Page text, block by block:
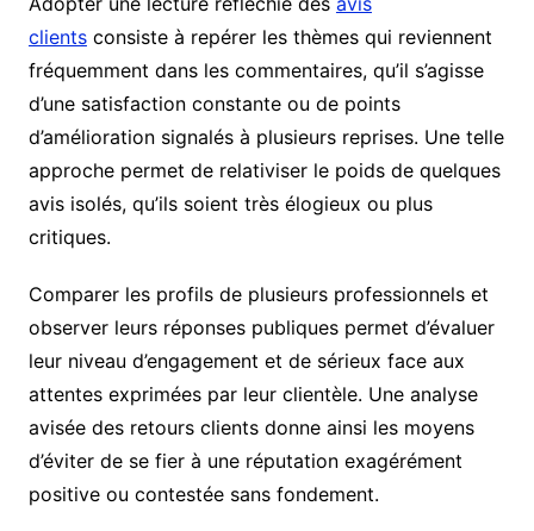
clientsconsiste à repérer les thèmes qui reviennent
fréquemment dans les commentaires, qu’il s’agisse
d’une satisfaction constante ou de points
d’amélioration signalés à plusieurs reprises. Une telle
approche permet de relativiser le poids de quelques
avis isolés, qu’ils soient très élogieux ou plus
critiques.
Comparer les profils de plusieurs professionnels et
observer leurs réponses publiques permet d’évaluer
leur niveau d’engagement et de sérieux face aux
attentes exprimées par leur clientèle. Une analyse
avisée des retours clients donne ainsi les moyens
d’éviter de se fier à une réputation exagérément
positive ou contestée sans fondement.